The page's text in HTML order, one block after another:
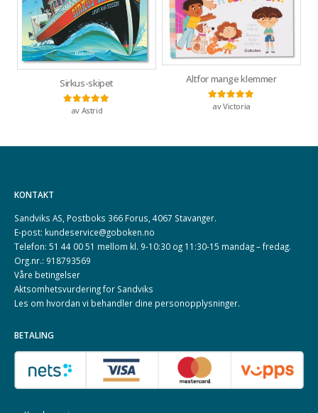
Sirkus-skipet
Vurdert5
av Astrid
Altfor mange klemmer
Vurdert5av 5
av Victoria
KONTAKT
Sandviks AS, Postboks 366 Forus, 4067 Stavanger.
E-post: kundeservice@goboken.no
Telefon: 51 44 00 51 mellom kl. 9-10:30 og 11:30-15 mandag – fredag.
Org.nr.: 918793569
Våre betingelser
Aktsomhetsvurdering for Sandviks
Les om hvordan vi behandler dine personopplysninger.
BETALING